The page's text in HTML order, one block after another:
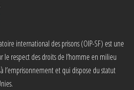
international des prisons (OIP-SF) est une
le respect des droits de l’homme en milieu
l’emprisonnement et qui dispose du statut